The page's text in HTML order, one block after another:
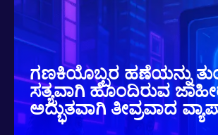
ಗಣಕಿಯೊಬ್ಬರ ಹಣೆಯನ್ನು
ಸತ್ಯವಾಗಿ ಹೊಂದಿರುವ
ಅದ್ಭುತವಾಗಿ ತೀವ್ರವಾದ